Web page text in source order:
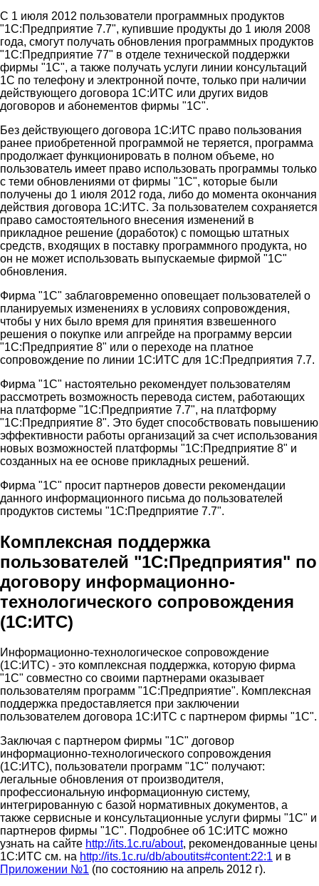
С 1 июля 2012 пользователи программных продуктов
"1С:Предприятие 7.7", купившие продукты до 1 июля 2008
года, смогут получать обновления программных продуктов
"1С:Предприятие 77" в отделе технической поддержки
фирмы "1С", а также получать услуги линии консультаций
1C по телефону и электронной почте, только при наличии
действующего договора 1С:ИТС или других видов
договоров и абонементов фирмы "1C".
Без действующего договора 1С:ИТС право пользования
ранее приобретенной программой не теряется, программа
продолжает функционировать в полном объеме, но
пользователь имеет право использовать программы только
с теми обновлениями от фирмы "1С", которые были
получены до 1 июля 2012 года, либо до момента окончания
действия договора 1С:ИТС. За пользователем сохраняется
право самостоятельного внесения изменений в
прикладное решение (доработок) с помощью штатных
средств, входящих в поставку программного продукта, но
он не может использовать выпускаемые фирмой "1С"
обновления.
Фирма "1С" заблаговременно оповещает пользователей о
планируемых изменениях в условиях сопровождения,
чтобы у них было время для принятия взвешенного
решения о покупке или апгрейде на программу версии
"1С:Предприятие 8" или о переходе на платное
сопровождение по линии 1С:ИТС для 1С:Предприятия 7.7.
Фирма "1С" настоятельно рекомендует пользователям
рассмотреть возможность перевода систем, работающих
на платформе "1С:Предприятие 7.7", на платформу
"1С:Предприятие 8". Это будет способствовать повышению
эффективности работы организаций за счет использования
новых возможностей платформы "1С:Предприятие 8" и
созданных на ее основе прикладных решений.
Фирма "1С" просит партнеров довести рекомендации
данного информационного письма до пользователей
продуктов системы "1С:Предприятие 7.7".
Комплексная поддержка
пользователей "1С:Предприятия" по
договору информационно-
технологического сопровождения
(1С:ИТС)
Информационно-технологическое сопровождение
(1С:ИТС) - это комплексная поддержка, которую фирма
"1С" совместно со своими партнерами оказывает
пользователям программ "1С:Предприятие". Комплексная
поддержка предоставляется при заключении
пользователем договора 1С:ИТС с партнером фирмы "1С".
Заключая с партнером фирмы "1С" договор
информационно-технологического сопровождения
(1С:ИТС), пользователи программ "1С" получают:
легальные обновления от производителя,
профессиональную информационную систему,
интегрированную с базой нормативных документов, а
также сервисные и консультационные услуги фирмы "1С" и
партнеров фирмы "1С". Подробнее об 1С:ИТС можно
узнать на сайте http://its.1c.ru/about, рекомендованные цены
1С:ИТС см. на http://its.1c.ru/db/aboutits#content:22:1 и в
Приложении №1 (по состоянию на апрель 2012 г).